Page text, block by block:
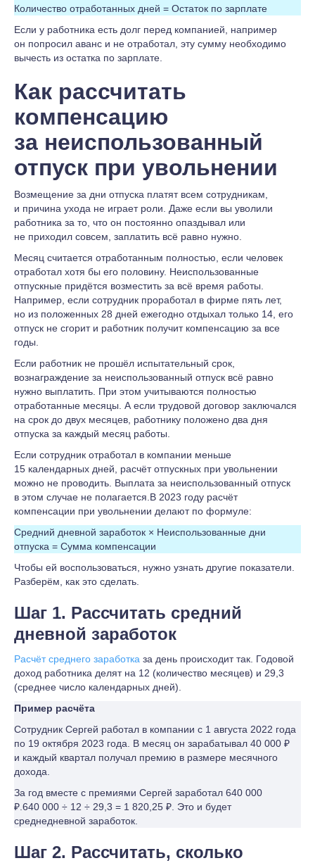
Количество отработанных дней = Остаток по зарплате
Если у работника есть долг перед компанией, например
он попросил аванс и не отработал, эту сумму необходимо
вычесть из остатка по зарплате.
Как рассчитать
компенсацию
за неиспользованный
отпуск при увольнении
Возмещение за дни отпуска платят всем сотрудникам,
и причина ухода не играет роли. Даже если вы уволили
работника за то, что он постоянно опаздывал или
не приходил совсем, заплатить всё равно нужно.
Месяц считается отработанным полностью, если человек
отработал хотя бы его половину. Неиспользованные
отпускные придётся возместить за всё время работы.
Например, если сотрудник проработал в фирме пять лет,
но из положенных 28 дней ежегодно отдыхал только 14, его
отпуск не сгорит и работник получит компенсацию за все
годы.
Если работник не прошёл испытательный срок,
вознаграждение за неиспользованный отпуск всё равно
нужно выплатить. При этом учитываются полностью
отработанные месяцы. А если трудовой договор заключался
на срок до двух месяцев, работнику положено два дня
отпуска за каждый месяц работы.
Если сотрудник отработал в компании меньше
15 календарных дней, расчёт отпускных при увольнении
можно не проводить. Выплата за неиспользованный отпуск
в этом случае не полагается.В 2023 году расчёт
компенсации при увольнении делают по формуле:
Средний дневной заработок × Неиспользованные дни
отпуска = Сумма компенсации
Чтобы ей воспользоваться, нужно узнать другие показатели.
Разберём, как это сделать.
Шаг 1. Рассчитать средний
дневной заработок
Расчёт среднего заработка за день происходит так. Годовой
доход работника делят на 12 (количество месяцев) и 29,3
(среднее число календарных дней).
Пример расчёта
Сотрудник Сергей работал в компании с 1 августа 2022 года
по 19 октября 2023 года. В месяц он зарабатывал 40 000 ₽
и каждый квартал получал премию в размере месячного
дохода.
За год вместе с премиями Сергей заработал 640 000
₽.640 000 ÷ 12 ÷ 29,3 = 1 820,25 ₽. Это и будет
среднедневной заработок.
Шаг 2. Рассчитать, сколько